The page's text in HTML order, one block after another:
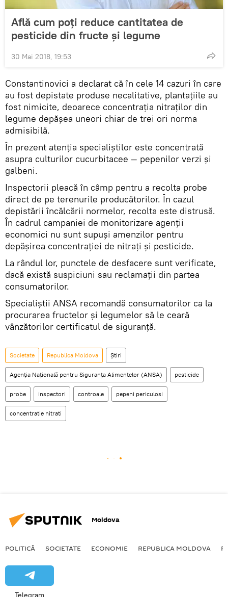
Află cum poți reduce cantitatea de
pesticide din fructe și legume
30 Mai 2018, 19:53
Constantinovici a declarat că în cele 14 cazuri în care
au fost depistate produse necalitative, plantațiile au
fost nimicite, deoarece concentrația nitraților din
legume depășea uneori chiar de trei ori norma
admisibilă.
În prezent atenția specialiștilor este concentrată
asupra culturilor cucurbitacee — pepenilor verzi și
galbeni.
Inspectorii pleacă în câmp pentru a recolta probe
direct de pe terenurile producătorilor. În cazul
depistării încălcării normelor, recolta este distrusă.
În cadrul campaniei de monitorizare agenții
economici nu sunt supuși amenzilor pentru
depășirea concentrației de nitrați și pesticide.
La rândul lor, punctele de desfacere sunt verificate,
dacă există suspiciuni sau reclamații din partea
consumatorilor.
Specialiștii ANSA recomandă consumatorilor ca la
procurarea fructelor și legumelor să le ceară
vânzătorilor certificatul de siguranță.
Societate Republica Moldova Știri
Agenția Națională pentru Siguranța Alimentelor (ANSA) pesticide
probe inspectori controale pepeni periculosi
concentratie nitrati
Moldova
POLITICĂ SOCIETATE ECONOMIE REPUBLICA MOLDOVA
Telegram